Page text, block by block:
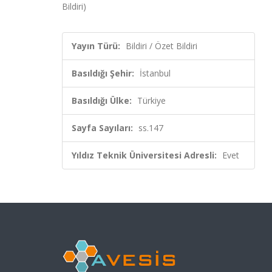
Bildiri)
Yayın Türü: Bildiri / Özet Bildiri
Basıldığı Şehir: İstanbul
Basıldığı Ülke: Türkiye
Sayfa Sayıları: ss.147
Yıldız Teknik Üniversitesi Adresli: Evet